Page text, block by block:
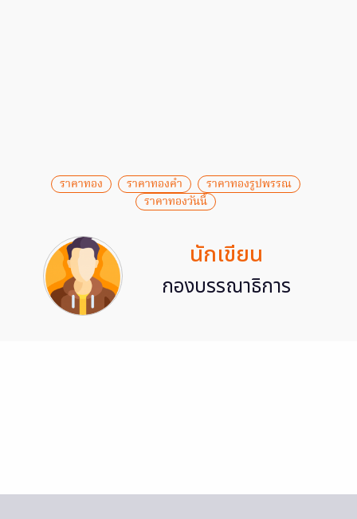
ราคาทอง ราคาทองคำ
ราคาทองรูปพรรณ
ราคาทองวันนี้
นักเขียน
กองบรรณาธิการ